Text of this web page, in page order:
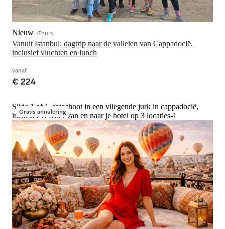
Vanuit Istanbul: dagtrip naar de valleien van Cappadocië,
inclusief vluchten en lunch
Nieuw Tours
vanaf
€ 224
Gratis annulering
Slide 1 of 1, fotoshoot in een vliegende jurk in cappadocië,
inclusief vervoer van en naar je hotel op 3 locaties-1